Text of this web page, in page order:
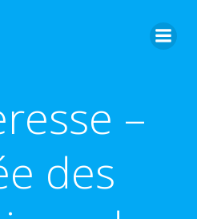
–
des